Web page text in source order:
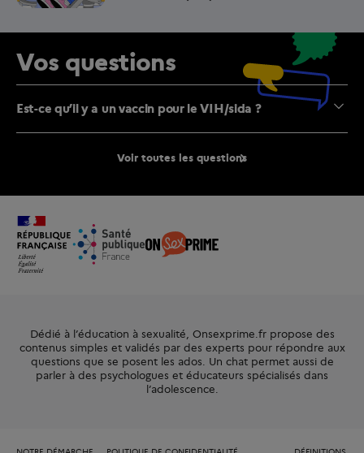
Vos questions
Est-ce qu’il y a un vaccin pour le VIH/sida ?
Voir toutes les questions
Dédié à l’éducation à sexualité, Onsexprime.fr propose des
contenus simples et validés par des experts pour répondre aux
questions que se posent les ados. Un chat permet aussi de
parler à des psychologues et éducateurs spécialisés dans
l’adolescence.